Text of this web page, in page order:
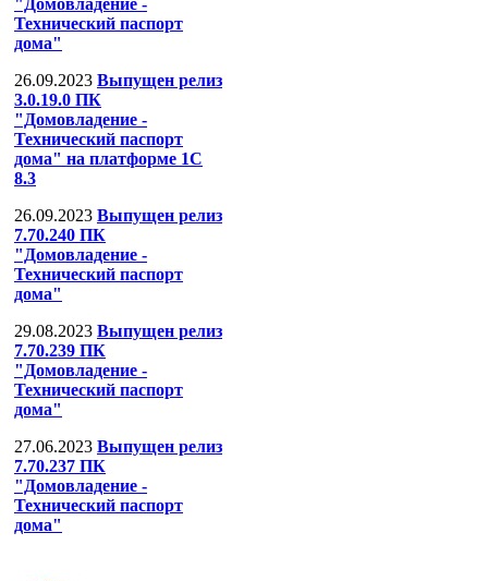
"Домовладение -
Технический паспорт
дома"
26.09.2023 Выпущен релиз
3.0.19.0 ПК
"Домовладение -
Технический паспорт
дома" на платформе 1С
8.3
26.09.2023 Выпущен релиз
7.70.240 ПК
"Домовладение -
Технический паспорт
дома"
29.08.2023 Выпущен релиз
7.70.239 ПК
"Домовладение -
Технический паспорт
дома"
27.06.2023 Выпущен релиз
7.70.237 ПК
"Домовладение -
Технический паспорт
дома"